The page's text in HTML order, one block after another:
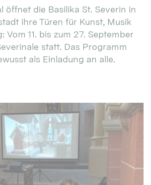
öffnet die Basilika St. Severin in
ihre Türen für Kunst, Musik
Vom 11. bis zum 27. September
statt. Das Programm
als Einladung an alle.